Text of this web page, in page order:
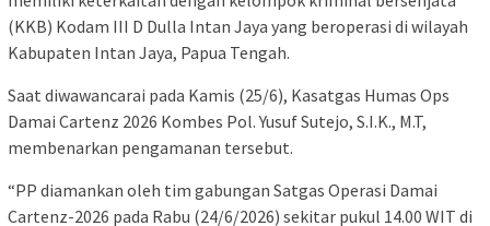
(KKB) Kodam III D Dulla Intan Jaya yang beroperasi di wilayah
Kabupaten Intan Jaya, Papua Tengah.
Saat diwawancarai pada Kamis (25/6), Kasatgas Humas Ops
Damai Cartenz 2026 Kombes Pol. Yusuf Sutejo, S.I.K., M.T,
membenarkan pengamanan tersebut.
“PP diamankan oleh tim gabungan Satgas Operasi Damai
Cartenz-2026 pada Rabu (24/6/2026) sekitar pukul 14.00 WIT di